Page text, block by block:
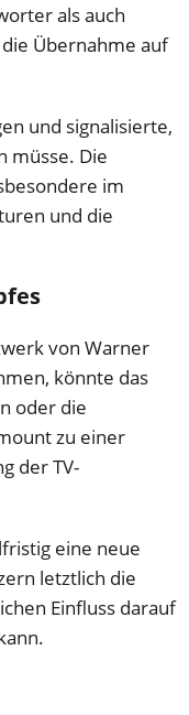
als auch
Übernahme auf
und signalisierte,
müsse. Die
im
und die
von Warner
könnte das
oder die
zu einer
der TV-
eine neue
letztlich die
Einfluss darauf